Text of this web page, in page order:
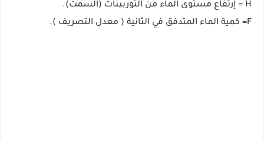
H = إرتفاع مستوى الماء من التوربينات (السمت).
F= كمية الماء المتدفق في الثانية ( معدل التصريف ).